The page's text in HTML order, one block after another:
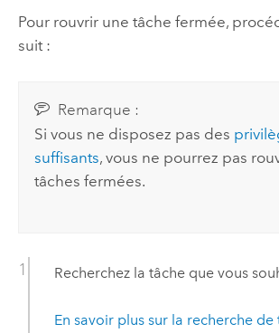
Pour rouvrir une tâche fermée,
suit :
Remarque :
Si vous ne disposez pas des
suffisants, vous ne pourrez pas
tâches fermées.
Recherchez la tâche que vous
En savoir plus sur la recherche de